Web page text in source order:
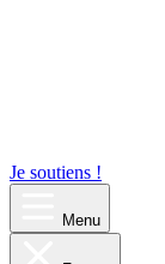
Je soutiens !
Menu